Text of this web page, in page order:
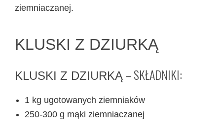
ziemniaczanej.
KLUSKI Z DZIURKĄ
KLUSKI Z DZIURKĄ – SKŁADNIKI:
1 kg ugotowanych ziemniaków
250-300 g mąki ziemniaczanej